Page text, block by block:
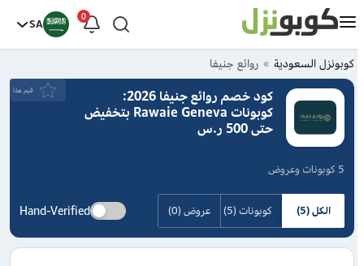
0
SA
كوبونزل السعودية روائع جنيفا
كود خصم روائع جنيفا 2026:
كوبونات Rawaie Geneva بتخفيض
حتى 500 ر.س
5 كوبونات وعروض
قيَم هذا
الكل (5) كوبونات (5) عروض (0) Hand-Verified